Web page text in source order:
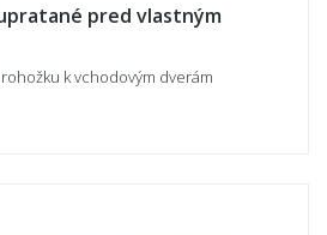
a na čo sa hodí?
pred vlastným
k vchodovým dverám